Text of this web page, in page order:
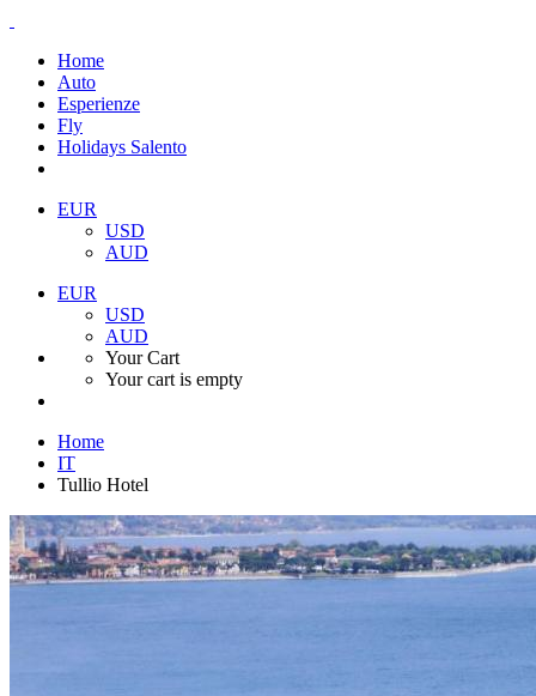
Home
Auto
Esperienze
Fly
Holidays Salento
EUR
USD
AUD
EUR
USD
AUD
Your Cart
Your cart is empty
Home
IT
Tullio Hotel